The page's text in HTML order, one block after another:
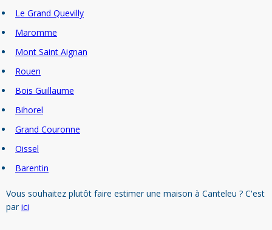
Le Grand Quevilly
Maromme
Mont Saint Aignan
Rouen
Bois Guillaume
Bihorel
Grand Couronne
Oissel
Barentin
Vous souhaitez plutôt faire estimer une maison à Canteleu ? C'est
parici